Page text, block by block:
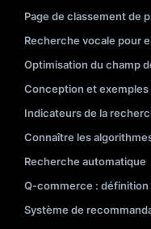
Page de classement de
Recherche vocale pour
Optimisation du champ
Conception et
Indicateurs de la
Connaître les
Recherche automatique
Q-commerce : définition
Système de